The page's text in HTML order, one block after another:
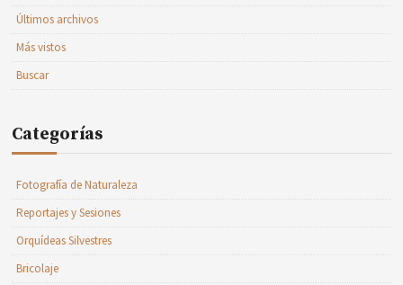
Últimos archivos
Más vistos
Buscar
Categorías
Fotografía de Naturaleza
Reportajes y Sesiones
Orquídeas Silvestres
Bricolaje